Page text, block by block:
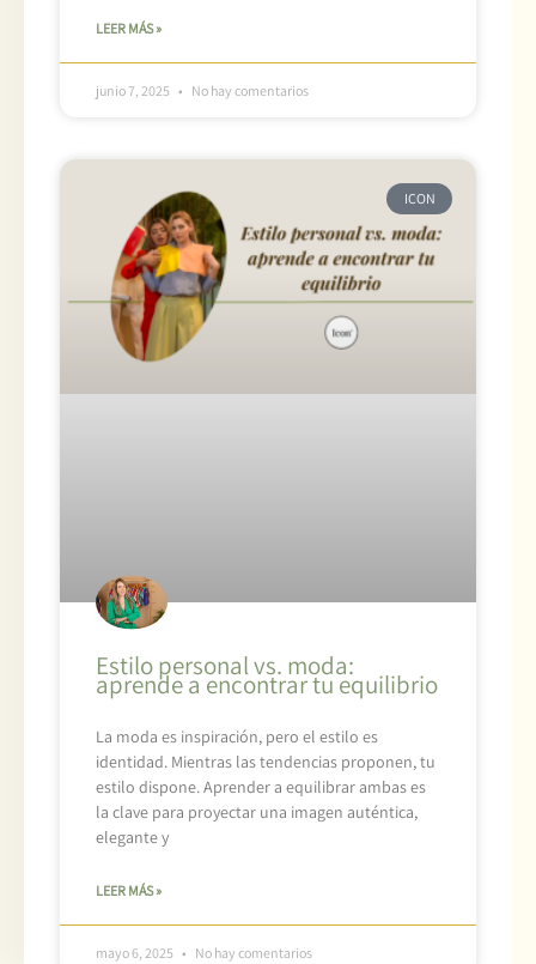
LEER MÁS »
junio 7, 2025 No hay comentarios
ICON
Estilo personal vs. moda:
aprende a encontrar tu equilibrio
La moda es inspiración, pero el estilo es
identidad. Mientras las tendencias proponen, tu
estilo dispone. Aprender a equilibrar ambas es
la clave para proyectar una imagen auténtica,
elegante y
LEER MÁS »
mayo 6, 2025 No hay comentarios